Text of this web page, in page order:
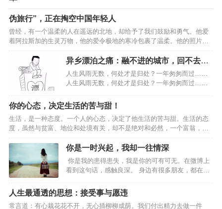
伪旅行”，正在掏空中国年轻人
曾经，有一个温柔的人在遥远的北地，却给予了我们鼓励和勇气。他爱
着阿拉斯加的生灵万物，他的爱令极地的寒冷包裹了温柔。他的照片
里，熊在冰原上依偎着彼此，松鼠悄然扯下蓝莓，远处传来驼鹿的蹄
声，引着生命的光辉渐渐融进了河流。他的文字讲述了寻光之旅的故
事，这些故事编织在一起好像唱成了一首歌。他的名字叫星野道夫。不
同的人，即使站在同一个地方，透过各自的人生，看到的风景也有所不
同。人们总是在长大以后回想起孩童时期。想的不外乎是热衷的各种游
戏，已不复存在的原野，青梅竹马的好友...不过最令人难以忘怀的，应
该是当…
异乡漂泊之痛：融不进的城市，回不去的
故乡！
人生风雨无数，何处才是归处？一年匆匆而过……
人生风雨无数，何处才是归处？一年匆匆而过……
有家才是归处。如果累了，就回家吧！…
你的心态，决定生活的苦与甜！
生活，是一种态度。一个人的心态，决定了他生活的苦与甜。生活的态
度，虽然与贫富、地位和处境有关，却不是绝对和必然，一个富翁，或
许会整日愁容满面，而一个穷人，则可能会快乐悠然；一个健康的人，
或许会怨天尤人，而一个残疾人，也许能坦然乐观；一个一帆风顺的
人，或许会愁眉不展，而一个身处逆境的人，或许能面带笑颜。我们虽
然不能掌握生命的长度，但可以改变生命的宽度；我们虽然不能改变自
己的命运，但可以改变面对命运的心态。人的命运随着心态的好坏而改
变。换个立场看人生，可以宽容大度的处世；换种心态看人生，可以将
愁容改…
你是一时兴起，我却一往情深
你是我的患得患失，我是你的可有可无。在微博上
看到这句话，感触良深。 身边有很多朋友，都在感
却是无尽的冷漠和伤害。 有一个朋友，和男友相处
了一段时间以后决定结婚，朋友认定了那个男人，
人生最通透的思想：接受事与愿违
常言道：有心栽花花不开，无心插柳柳成荫。我们付出精力去做一件